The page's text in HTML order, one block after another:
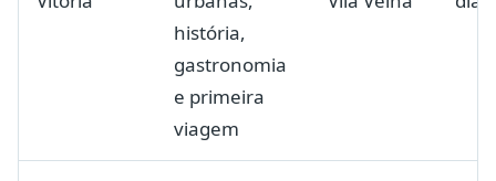
história,
gastronomia
e primeira
viagem